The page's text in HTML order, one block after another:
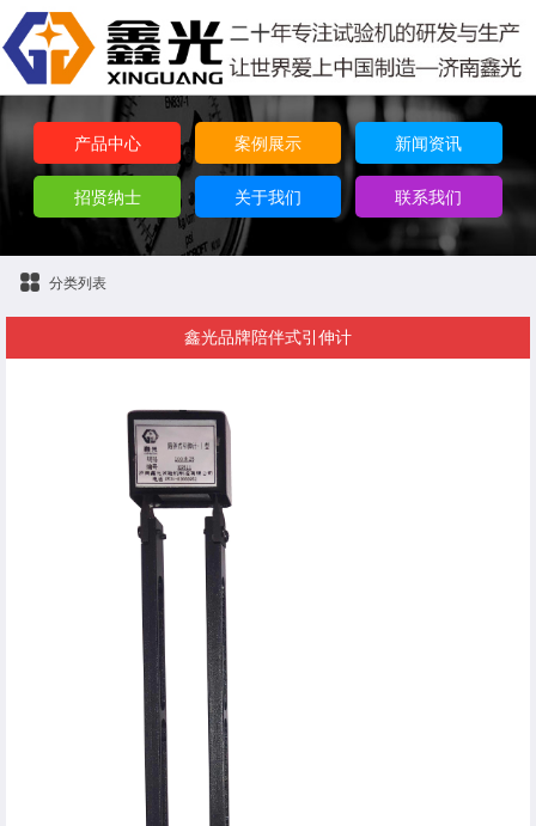
产品中心 案例展示 新闻资讯
招贤纳士 关于我们 联系我们
分类列表
鑫光品牌陪伴式引伸计